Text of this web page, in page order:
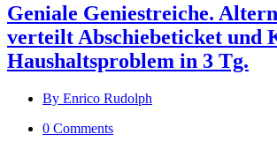
Geniale Geniestreiche.
verteilt Abschiebeticket und
Haushaltsproblem in 3 Tg.
By Enrico Rudolph
0 Comments